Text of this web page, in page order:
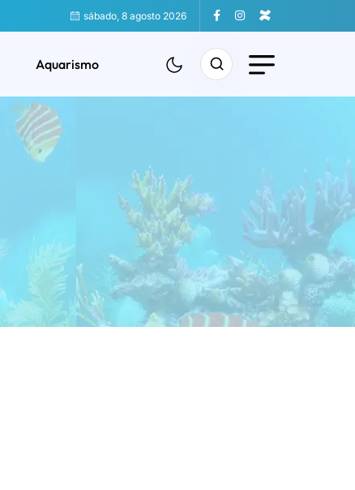
sábado, 8 agosto 2026
Aquarismo